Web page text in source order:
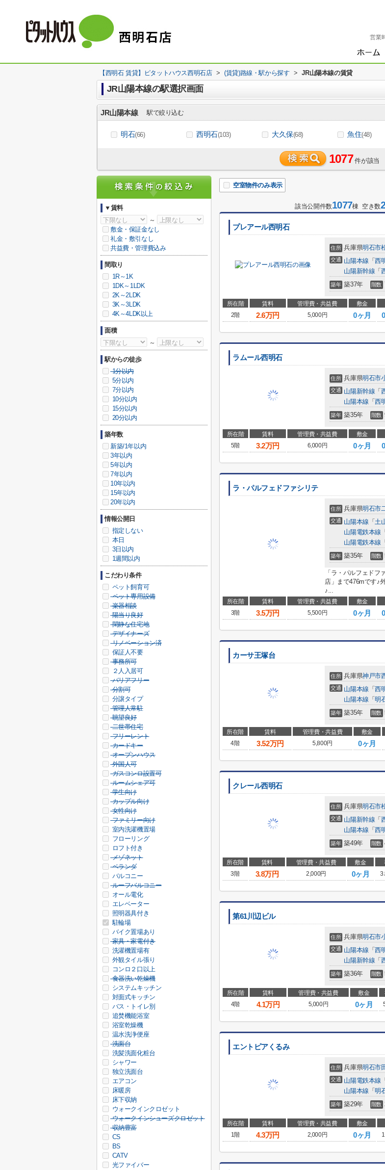
営業
【西明石 賃貸】ピタットハウス西明石店 > (賃貸)路線・駅から探す > JR山陽本線の賃貸
JR山陽本線の駅選択画面
JR山陽本線 駅で絞り込む
明石(66) 西明石(103) 大久保(68) 魚住(48)
1077 件が該当
空室物件のみ表示
該当公開件数1077棟 空き数
プレアール西明石
住所 兵庫県明石市
交通 山陽本線 「西
山陽新幹線 「
築年 築37年 階数
所在階 賃料 管理費・共益費 敷金
2階
2.6万円 5,000円 0ヶ月
ラムール西明石
住所 兵庫県明石市
交通 山陽新幹線 「
山陽本線 「西
築年 築35年 階数
所在階 賃料 管理費・共益費 敷金
5階
3.2万円 6,000円 0ヶ月
ラ・パルフェドファシリテ
住所 兵庫県明石市
交通 山陽本線 「土
山陽電鉄本線 「
山陽電鉄本線 「
築年 築35年 階数
「ラ・パルフェド
店」まで476mです♪
♪...
所在階 賃料 管理費・共益費 敷金
3階
3.5万円 5,500円 0ヶ月
カーサ王塚台
住所 兵庫県神戸市
交通 山陽本線 「西
山陽本線 「明
築年 築35年 階数
所在階 賃料 管理費・共益費 敷金
4階
3.52万円 5,800円 0ヶ月
クレール西明石
住所 兵庫県明石市
交通 山陽新幹線 「
山陽本線 「西
築年 築49年 階数
所在階 賃料 管理費・共益費 敷金
3階
3.8万円 2,000円 0ヶ月
第61川辺ビル
住所 兵庫県明石市
交通 山陽本線 「西
山陽新幹線 「
築年 築36年 階数
所在階 賃料 管理費・共益費 敷金
4階
4.1万円 5,000円 0ヶ月
エントピアくるみ
住所 兵庫県明石市
交通 山陽電鉄本線 「
山陽本線 「明
築年 築29年 階数
所在階 賃料 管理費・共益費 敷金
1階
4.3万円 2,000円 0ヶ月
▼賃料
～
敷金・保証金なし
礼金・敷引なし
共益費・管理費込み
間取り
1R～1K
1DK～1LDK
2K～2LDK
3K～3LDK
4K～4LDK以上
面積
～
駅からの徒歩
1分以内
5分以内
7分以内
10分以内
15分以内
20分以内
築年数
新築/1年以内
3年以内
5年以内
7年以内
10年以内
15年以内
20年以内
情報公開日
指定しない
本日
3日以内
1週間以内
こだわり条件
ペット飼育可
ペット専用設備
楽器相談
陽当り良好
閑静な住宅地
デザイナーズ
リノベーション済
保証人不要
事務所可
２人入居可
バリアフリー
分割可
分譲タイプ
管理人常駐
眺望良好
二世帯住宅
フリーレント
カードキー
オープンハウス
外国人可
ガスコンロ設置可
ルームシェア可
学生向け
カップル向け
女性向け
ファミリー向け
室内洗濯機置場
フローリング
ロフト付き
メゾネット
ベランダ
バルコニー
ルーフバルコニー
オール電化
エレベーター
照明器具付き
駐輪場
バイク置場あり
家具・家電付き
洗濯機置場有
外観タイル張り
コンロ２口以上
食器洗い乾燥機
システムキッチン
対面式キッチン
バス・トイレ別
追焚機能浴室
浴室乾燥機
温水洗浄便座
洗面台
洗髪洗面化粧台
シャワー
独立洗面台
エアコン
床暖房
床下収納
ウォークインクロゼット
ウォークインシューズクロゼット
収納豊富
CS
BS
CATV
光ファイバー